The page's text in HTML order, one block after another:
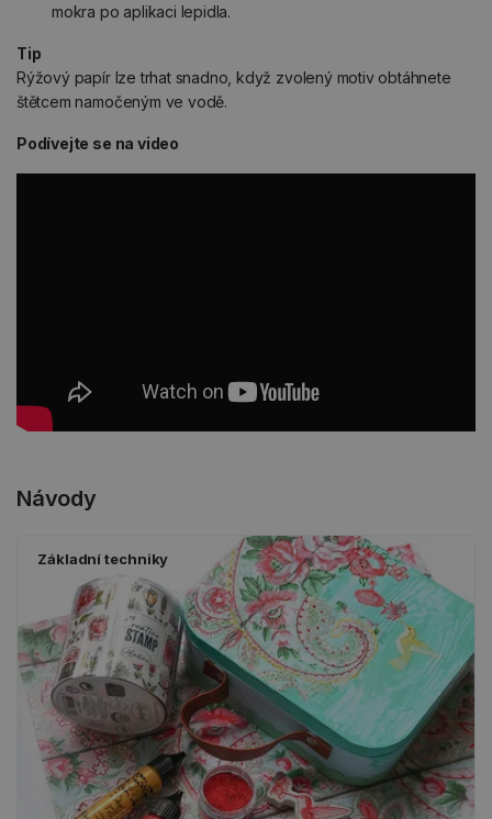
mokra po aplikaci lepidla.
Tip
Rýžový papír lze trhat snadno, když zvolený motiv obtáhnete
štětcem namočeným ve vodě.
Podívejte se na video
Návody
Základní techniky